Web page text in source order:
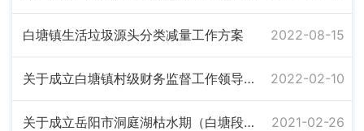
白塘镇生活垃圾源头分类减量工作方案 2022-08-15
关于成立白塘镇村级财务监督工作领导小组的通知 2022-02-10
关于成立岳阳市洞庭湖枯水期（白塘段）应急响应行动领导小组的通知 2021-02-26